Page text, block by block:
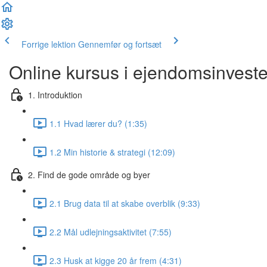
Forrige lektion Gennemfør og fortsæt
Online kursus i
1. Introduktion
1.1 Hvad lærer du? (1:35)
1.2 Min historie & strategi (12:09)
2. Find de gode område og byer
2.1 Brug data til at skabe overblik (9:33)
2.2 Mål udlejningsaktivitet (7:55)
2.3 Husk at kigge 20 år frem (4:31)